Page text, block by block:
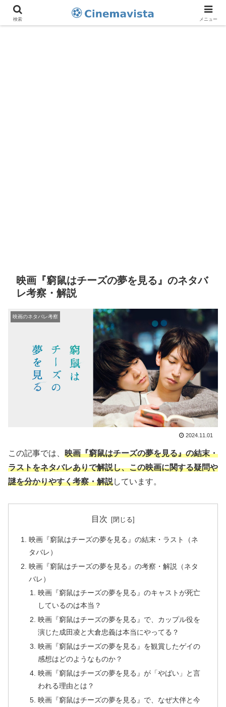
映画『窮鼠はチーズの夢を見る』のネタバ
レ考察・解説
映画のネタバレ考察
2024.11.01
この記事では、 映画『窮鼠はチーズの夢を見る』の結末・
ラストをネタバレありで解説し、この映画に関する疑問や
謎を分かりやすく考察・解説しています。
目次
映画『窮鼠はチーズの夢を見る』の結末・ラスト（ネ
タバレ）
映画『窮鼠はチーズの夢を見る』の考察・解説（ネタ
バレ）
映画『窮鼠はチーズの夢を見る』のキャストが死亡
しているのは本当？
映画『窮鼠はチーズの夢を見る』で、カップル役を
演じた成田凌と大倉忠義は本当にやってる？
映画『窮鼠はチーズの夢を見る』を観賞したゲイの
感想はどのようなものか？
映画『窮鼠はチーズの夢を見る』が「やばい」と言
われる理由とは？
映画『窮鼠はチーズの夢を見る』で、なぜ大伴と今
検索 メニュー